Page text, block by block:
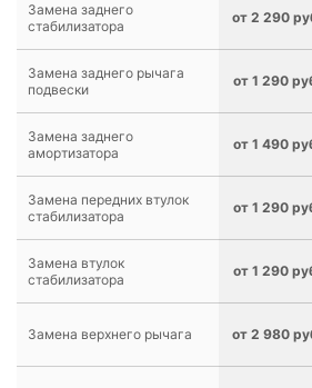
Замена заднего
стабилизатора
от 2 290
Замена заднего рычага
подвески
от 1 290
Замена заднего
амортизатора
от 1 490
Замена передних втулок
стабилизатора
от 1 290
Замена втулок
стабилизатора
от 1 290
Замена верхнего рычага от 2 980